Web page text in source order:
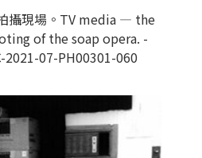
攝現場。TV media — the
of the soap opera. -
2021-07-PH00301-060